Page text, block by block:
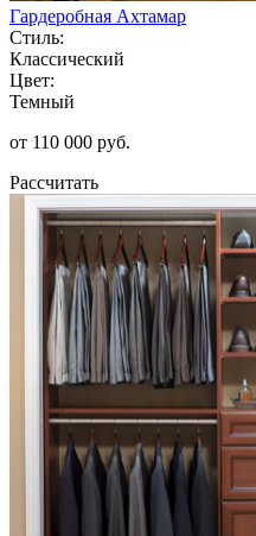
Гардеробная Ахтамар
Стиль:
Классический
Цвет:
Темный
от 110 000 руб.
Рассчитать